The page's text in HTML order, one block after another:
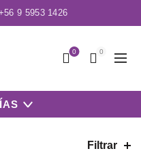
9 5953 1426
0 0
Filtrar